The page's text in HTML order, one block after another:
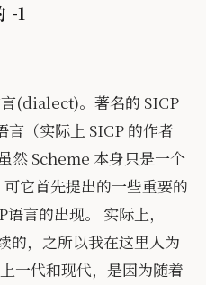
-1
(dialect)。著名的 SICP
（实际上 SICP 的作者
然 Scheme 本身只是一个
它首先提出的一些重要的
言的出现。 实际上，
的，之所以我在这里人为
一代和现代，是因为随着